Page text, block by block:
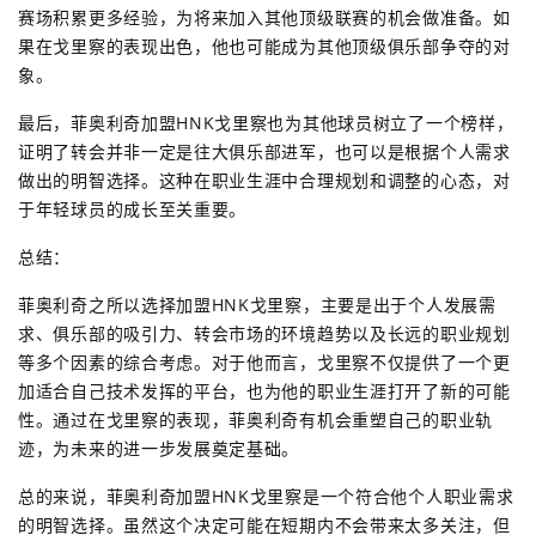
赛场积累更多经验，为将来加入其他顶级联赛的机会做准备。如
果在戈里察的表现出色，他也可能成为其他顶级俱乐部争夺的对
象。
最后，菲奥利奇加盟HNK戈里察也为其他球员树立了一个榜样，
证明了转会并非一定是往大俱乐部进军，也可以是根据个人需求
做出的明智选择。这种在职业生涯中合理规划和调整的心态，对
于年轻球员的成长至关重要。
总结：
菲奥利奇之所以选择加盟HNK戈里察，主要是出于个人发展需
求、俱乐部的吸引力、转会市场的环境趋势以及长远的职业规划
等多个因素的综合考虑。对于他而言，戈里察不仅提供了一个更
加适合自己技术发挥的平台，也为他的职业生涯打开了新的可能
性。通过在戈里察的表现，菲奥利奇有机会重塑自己的职业轨
迹，为未来的进一步发展奠定基础。
总的来说，菲奥利奇加盟HNK戈里察是一个符合他个人职业需求
的明智选择。虽然这个决定可能在短期内不会带来太多关注，但